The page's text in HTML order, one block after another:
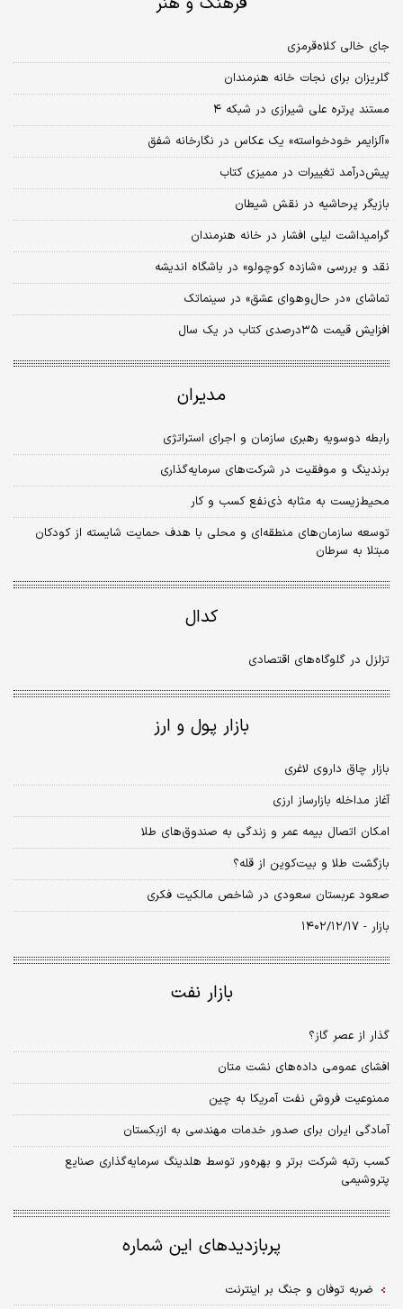
جای خالی کلاه‌قرمزی
گلریزان برای نجات خانه هنرمندان
مستند پرتره علی شیرازی در شبکه ۴
«آلزایمر خود‌خواسته» یک عکاس در نگارخانه شفق
پیش‌درآمد تغییرات در ممیزی کتاب
بازیگر پرحاشیه در نقش شیطان
گرامیداشت لیلی افشار در خانه هنرمندان
نقد و بررسی «شازده کوچولو» در باشگاه اندیشه
تماشای «در حال‌وهوای عشق» در سینماتک
افزایش قیمت ۳۵درصدی کتاب در یک سال
مدیران
رابطه دوسویه رهبری سازمان و اجرای استراتژی
برندینگ و موفقیت در شرکت‏‏‌های سرمایه‏‏‌گذاری
محیط‏‏‌زیست به مثابه ذی‌نفع کسب و کار
توسعه سازمان‌های منطقه‏‏‌ای و محلی با هدف حمایت شایسته از کودکان
مبتلا به سرطان
کدال
تزلزل در گلوگاه‏‏‌های اقتصادی
بازار پول و ارز
بازار چاق داروی لاغری
آغاز مداخله بازارساز ارزی
امکان اتصال بیمه عمر و زندگی به صندوق‌های طلا
بازگشت طلا و بیت‌کوین از قله؟
صعود عربستان سعودی در شاخص مالکیت فکری
بازار - ۱۴۰۲/۱۲/۱۷
بازار نفت
گذار از عصر گاز؟
افشای عمومی داده‌های نشت متان
ممنوعیت فروش نفت آمریکا به چین
آمادگی ایران برای صدور خدمات مهندسی به ازبکستان
کسب رتبه شرکت برتر و بهره‌‌‌‌‌‌‌ور توسط هلدینگ سرمایه‌گذاری صنایع
پتروشیمی‌‌
پربازدیدهای این شماره
ضربه توفان و جنگ بر اینترنت